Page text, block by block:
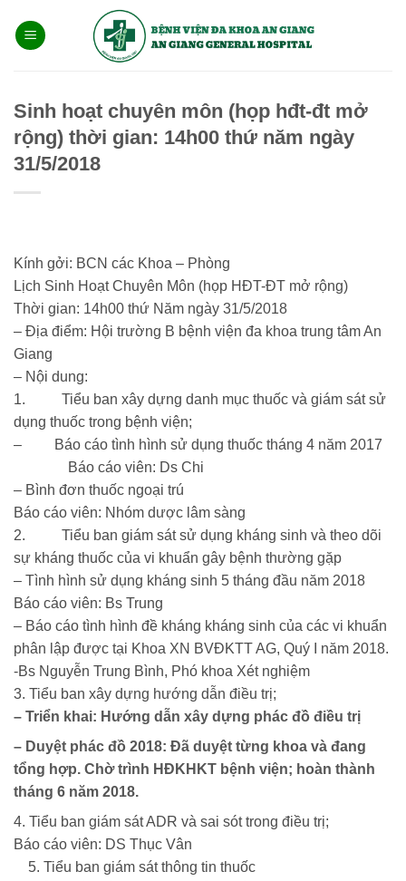
qua
Sinh hoạt chuyên môn (họp hđt-đt mở
rộng) thời gian: 14h00 thứ năm ngày
31/5/2018
Kính gởi: BCN các Khoa – Phòng
Lịch Sinh Hoạt Chuyên Môn (họp HĐT-ĐT mở rộng)
Thời gian: 14h00 thứ Năm ngày 31/5/2018
– Địa điểm: Hội trường B bệnh viện đa khoa trung tâm An
Giang
– Nội dung:
1.
Tiểu ban xây dựng danh mục thuốc và giám sát sử
dụng thuốc trong bệnh viện;
–
Báo cáo tình hình sử dụng thuốc tháng 4 năm 2017
Báo cáo viên: Ds Chi
– Bình đơn thuốc ngoại trú
Báo cáo viên: Nhóm dược lâm sàng
2.
Tiểu ban giám sát sử dụng kháng sinh và theo dõi
sự kháng thuốc của vi khuẩn gây bệnh thường gặp
– Tình hình sử dụng kháng sinh 5 tháng đầu năm 2018
Báo cáo viên: Bs Trung
– Báo cáo tình hình đề kháng kháng sinh của các vi khuẩn
phân lập được tại Khoa XN BVĐKTT AG, Quý I năm 2018.
-Bs Nguyễn Trung Bình, Phó khoa Xét nghiệm
3. Tiểu ban xây dựng hướng dẫn điều trị;
– Triển khai: Hướng dẫn xây dựng phác đồ điều trị
– Duyệt phác đồ 2018: Đã duyệt từng khoa và đang
tổng hợp. Chờ trình HĐKHKT bệnh viện; hoàn thành
tháng 6 năm 2018.
4. Tiểu ban giám sát ADR và sai sót trong điều trị;
Báo cáo viên: DS Thục Vân
5. Tiểu ban giám sát thông tin thuốc